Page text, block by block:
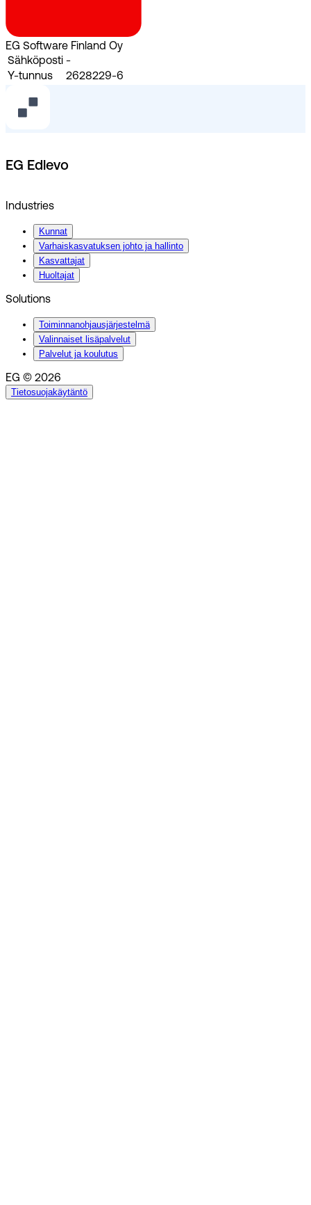
EG Software Finland Oy
Sähköposti -
Y-tunnus
2628229-6
EG Edlevo
Industries
Kunnat
Varhaiskasvatuksen johto ja hallinto
Kasvattajat
Huoltajat
Solutions
Toiminnanohjausjärjestelmä
Valinnaiset lisäpalvelut
Palvelut ja koulutus
EG © 2026
Tietosuojakäytäntö